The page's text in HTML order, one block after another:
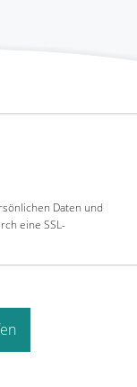
Daten und
eine SSL-